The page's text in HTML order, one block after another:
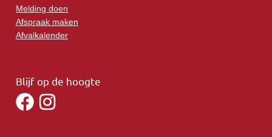
Melding doen
Afspraak maken
Afvalkalender
Blijf op de hoogte